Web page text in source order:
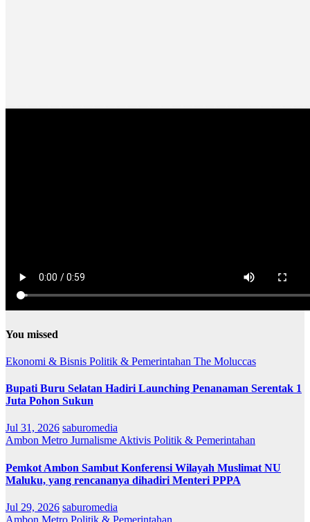
You missed
Ekonomi & Bisnis Politik & Pemerintahan The Moluccas
Bupati Buru Selatan Hadiri Launching Penanaman Serentak 1
Juta Pohon Sukun
Jul 31, 2026 saburomedia
Ambon Metro Jurnalisme Aktivis Politik & Pemerintahan
Pemkot Ambon Sambut Konferensi Wilayah Muslimat NU
Maluku, yang rencananya dihadiri Menteri PPPA
Jul 29, 2026 saburomedia
Ambon Metro Politik & Pemerintahan